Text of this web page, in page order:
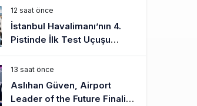
12 saat önce
İstanbul Havalimanı’nın 4.
Pistinde İlk Test Uçuşu
Yapıldı
13 saat önce
Aslıhan Güven, Airport
Leader of the Future Finalisti